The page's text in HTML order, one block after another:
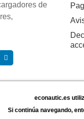
de
econautic.es
Si continúa navegando,